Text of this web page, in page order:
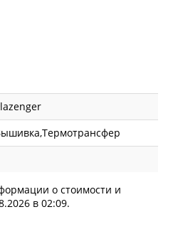
о стоимости и
в 02:09.